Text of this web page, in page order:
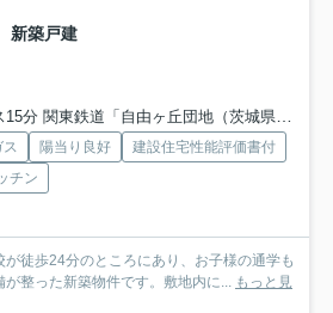
新築戸建
関東鉄道「自由ヶ丘団地（茨城県）」 停歩7分
陽当り良好
建設住宅性能評価書付
チン
徒歩24分のところにあり、お子様の通学も
整った新築物件です。敷地内に...
もっと見